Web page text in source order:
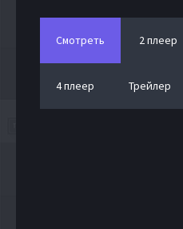
Смотреть 2 плеер
4 плеер Трейлер